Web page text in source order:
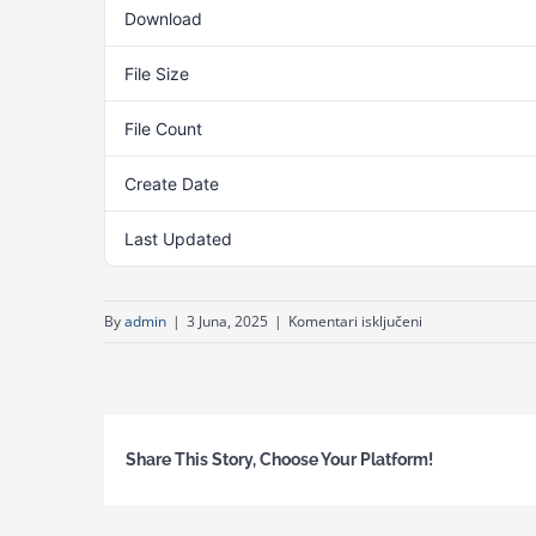
Download
File Size
File Count
Create Date
Last Updated
Byadmin | 3 Juna, 2025 | Komentari isključeni
sporazuma-
Share This Story, Choose Your Platform!